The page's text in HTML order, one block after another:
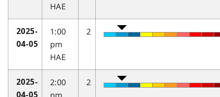
HAE
2025-
04-05
1:00
pm
HAE
2
2025-
04-05
2:00
2